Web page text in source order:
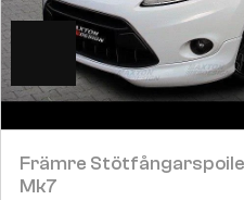
Främre
Mk7
Visa